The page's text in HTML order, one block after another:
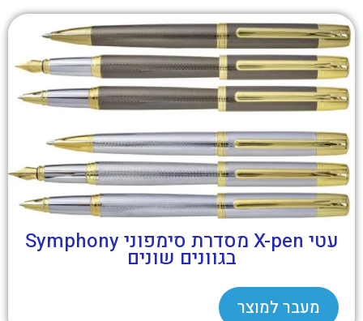
עטי X-pen מסדרת סימפוני Symphony
בגוונים שונים
מעבר למוצר